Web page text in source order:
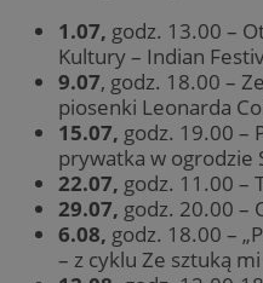
1.07, godz. 13.00 –
Kultury – Indian
9.07, godz. 18.00 –
piosenki Leonarda
15.07, godz. 19.00 –
prywatka w ogrodzie
22.07, godz. 11.00 –
29.07, godz. 20.00 –
6.08, godz. 18.00 –
– z cyklu Ze sztuką